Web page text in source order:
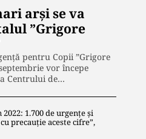
arși se va
”Grigore
pentru Copii ”Grigore
vor începe
Centrului de…